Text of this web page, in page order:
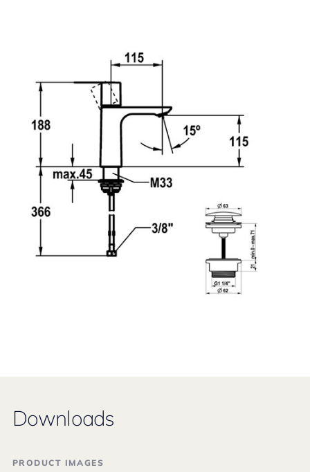
Downloads
PRODUCT IMAGES